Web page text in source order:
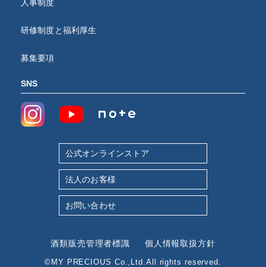
人事制度
研修制度と福利厚生
募集要項
SNS
公式オンラインストア
法人のお客様
お問い合わせ
酒類販売管理者標識 個人情報取扱方針
©MY PRECIOUS Co.,Ltd.All rights reserved.